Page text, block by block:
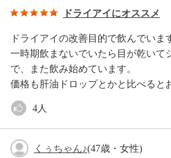
ドライアイにオススメ
ドライアイの改善目的で飲んでいま
一時期飲まないでいたら目が乾いて
で、また飲み始めています。
価格も肝油ドロップとかと比べると
4人
くぅちゃん♪(47歳・女性)